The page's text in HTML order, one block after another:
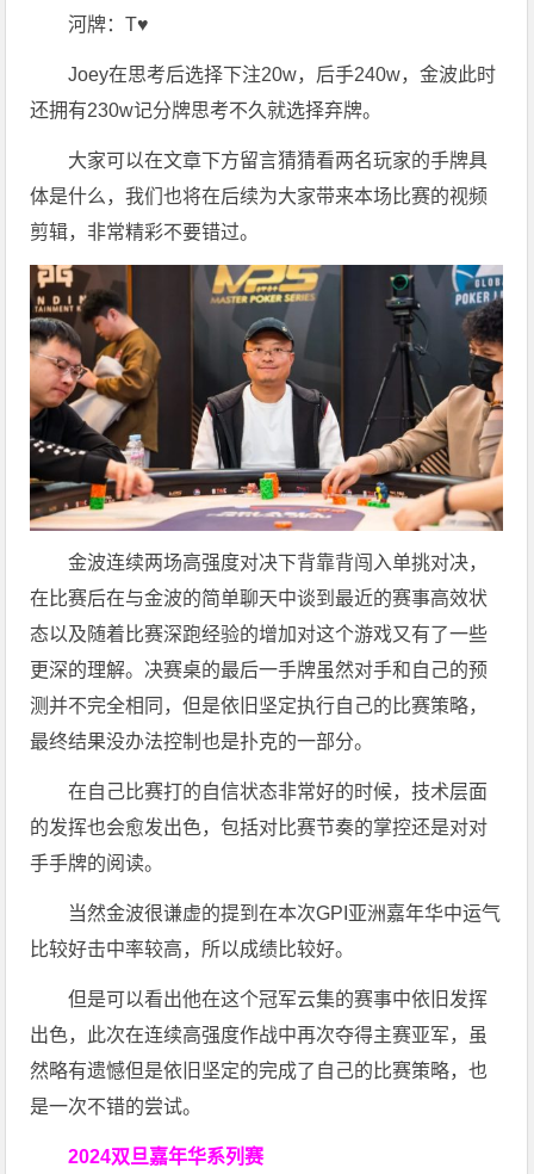
河牌：T♥️
Joey在思考后选择下注20w，后手240w，金波此时
还拥有230w记分牌思考不久就选择弃牌。
大家可以在文章下方留言猜猜看两名玩家的手牌具
体是什么，我们也将在后续为大家带来本场比赛的视频
剪辑，非常精彩不要错过。
金波连续两场高强度对决下背靠背闯入单挑对决，
在比赛后在与金波的简单聊天中谈到最近的赛事高效状
态以及随着比赛深跑经验的增加对这个游戏又有了一些
更深的理解。决赛桌的最后一手牌虽然对手和自己的预
测并不完全相同，但是依旧坚定执行自己的比赛策略，
最终结果没办法控制也是扑克的一部分。
在自己比赛打的自信状态非常好的时候，技术层面
的发挥也会愈发出色，包括对比赛节奏的掌控还是对对
手手牌的阅读。
当然金波很谦虚的提到在本次GPI亚洲嘉年华中运气
比较好击中率较高，所以成绩比较好。
但是可以看出他在这个冠军云集的赛事中依旧发挥
出色，此次在连续高强度作战中再次夺得主赛亚军，虽
然略有遗憾但是依旧坚定的完成了自己的比赛策略，也
是一次不错的尝试。
2024双旦嘉年华系列赛